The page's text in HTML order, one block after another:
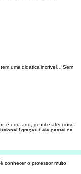
uma didática incrível… Sem
é educado, gentil e atencioso.
graças à ele passei na
conhecer o professor muito